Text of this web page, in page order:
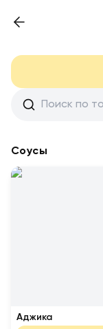
Соусы с
Соусы
Аджика